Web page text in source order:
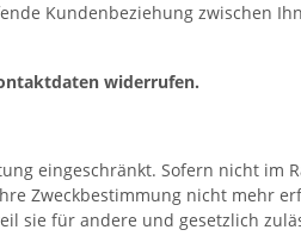
Kundenbeziehung zwischen
widerrufen.
eingeschränkt. Sofern nicht im
Zweckbestimmung nicht mehr
sie für andere und gesetzlich